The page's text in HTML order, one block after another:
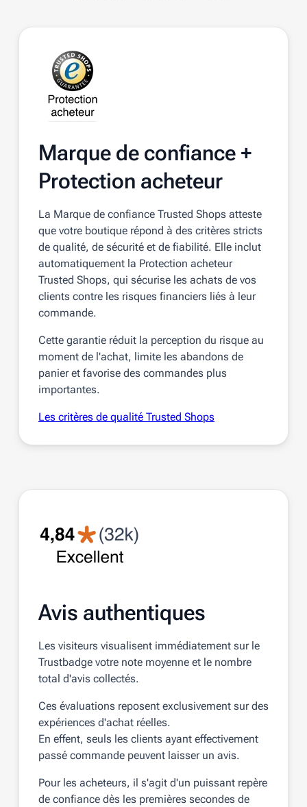
Marque de confiance +
Protection acheteur
La Marque de confiance Trusted Shops atteste
que votre boutique répond à des critères stricts
de qualité, de sécurité et de fiabilité. Elle inclut
automatiquement la Protection acheteur
Trusted Shops, qui sécurise les achats de vos
clients contre les risques financiers liés à leur
commande.
Cette garantie réduit la perception du risque au
moment de l'achat, limite les abandons de
panier et favorise des commandes plus
importantes.
Les critères de qualité Trusted Shops
Avis authentiques
Les visiteurs visualisent immédiatement sur le
Trustbadge votre note moyenne et le nombre
total d'avis collectés.
Ces évaluations reposent exclusivement sur des
expériences d'achat réelles.
En effent, seuls les clients ayant effectivement
passé commande peuvent laisser un avis.
Pour les acheteurs, il s'agit d'un puissant repère
de confiance dès les premières secondes de